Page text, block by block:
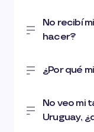
No recibí
hacer?
¿Por qué
No veo mi
Uruguay,